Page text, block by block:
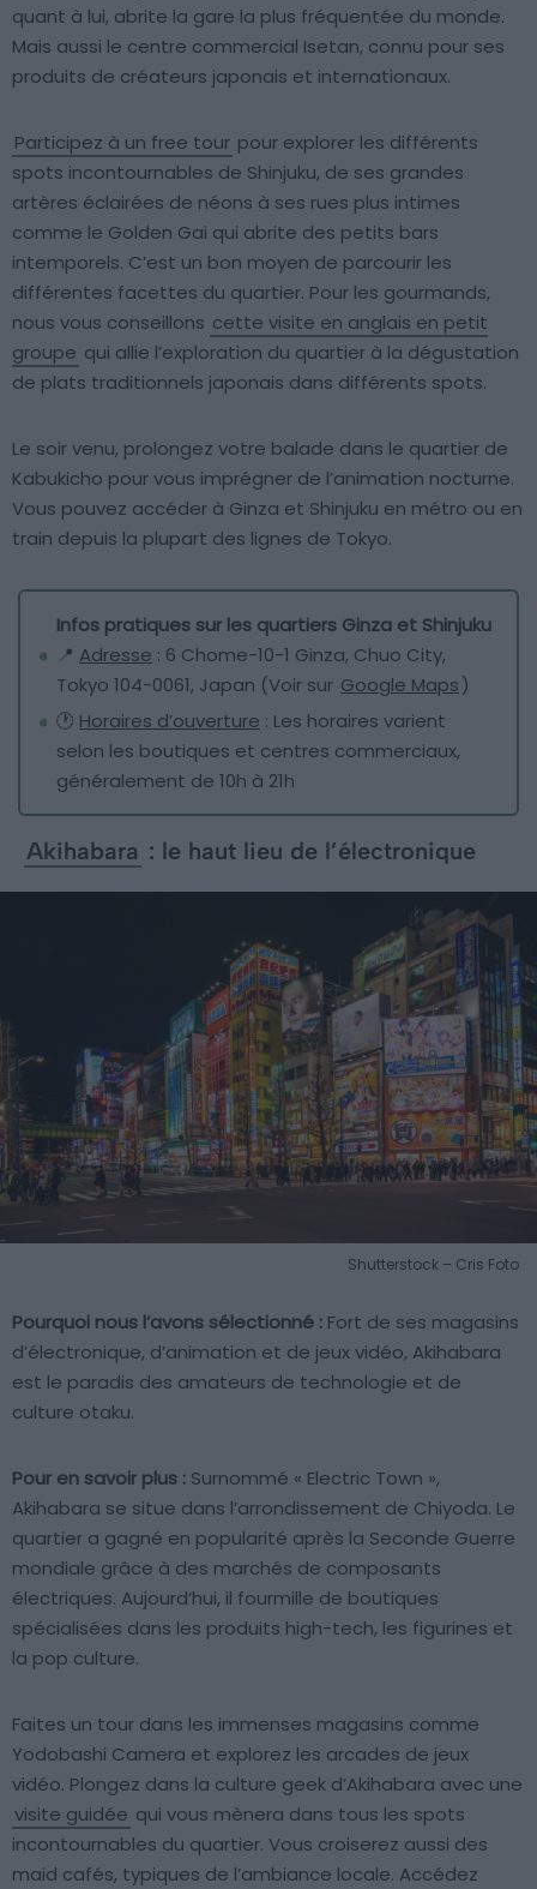
quant à lui, abrite la gare la plus fréquentée du monde.
Mais aussi le centre commercial Isetan, connu pour ses
produits de créateurs japonais et internationaux.
Participez à un free tour pour explorer les différents
spots incontournables de Shinjuku, de ses grandes
artères éclairées de néons à ses rues plus intimes
comme le Golden Gai qui abrite des petits bars
intemporels. C’est un bon moyen de parcourir les
différentes facettes du quartier. Pour les gourmands,
nous vous conseillons cette visite en anglais en petit
groupe qui allie l’exploration du quartier à la dégustation
de plats traditionnels japonais dans différents spots.
Le soir venu, prolongez votre balade dans le quartier de
Kabukicho pour vous imprégner de l’animation nocturne.
Vous pouvez accéder à Ginza et Shinjuku en métro ou en
train depuis la plupart des lignes de Tokyo.
Infos pratiques sur les quartiers Ginza et Shinjuku
📍 Adresse : 6 Chome-10-1 Ginza, Chuo City,
Tokyo 104-0061, Japan (Voir sur Google Maps)
🕐 Horaires d’ouverture : Les horaires varient
selon les boutiques et centres commerciaux,
généralement de 10h à 21h
Akihabara : le haut lieu de l’électronique
Shutterstock – Cris Foto
Pourquoi nous l’avons sélectionné : Fort de ses magasins
d’électronique, d’animation et de jeux vidéo, Akihabara
est le paradis des amateurs de technologie et de
culture otaku.
Pour en savoir plus : Surnommé « Electric Town »,
Akihabara se situe dans l’arrondissement de Chiyoda. Le
quartier a gagné en popularité après la Seconde Guerre
mondiale grâce à des marchés de composants
électriques. Aujourd’hui, il fourmille de boutiques
spécialisées dans les produits high-tech, les figurines et
la pop culture.
Faites un tour dans les immenses magasins comme
Yodobashi Camera et explorez les arcades de jeux
vidéo. Plongez dans la culture geek d’Akihabara avec une
visite guidée qui vous mènera dans tous les spots
incontournables du quartier. Vous croiserez aussi des
maid cafés, typiques de l’ambiance locale. Accédez